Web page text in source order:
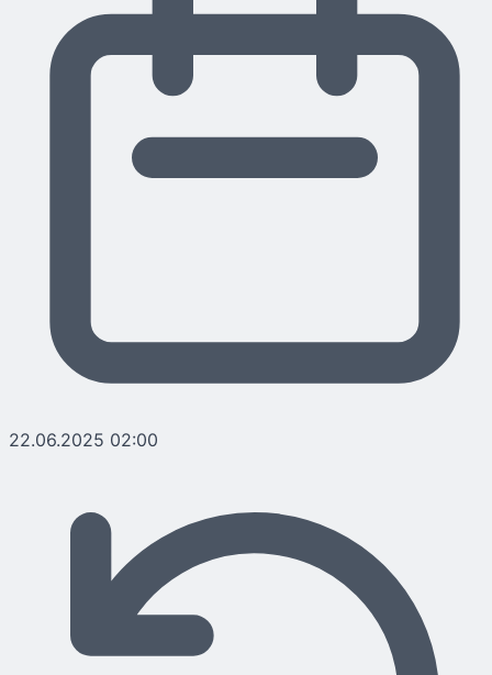
22.06.2025 02:00